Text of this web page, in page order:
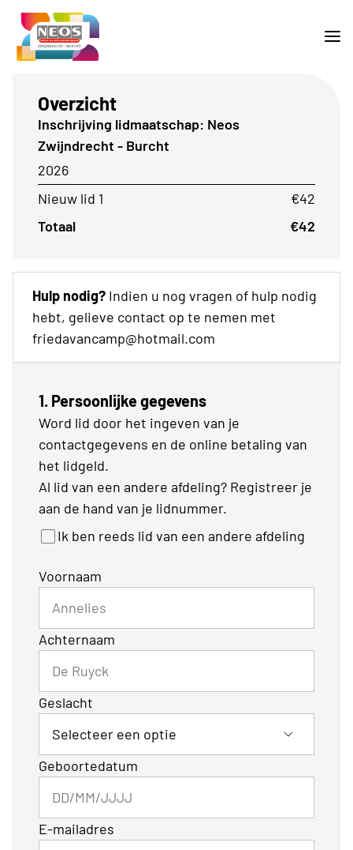
1. Persoonlijke gegevens
Word lid door het ingeven van je
contactgegevens en de online betaling van
het lidgeld.
Al lid van een andere afdeling? Registreer je
aan de hand van je lidnummer.
Ik ben reeds lid van een andere afdeling
Voornaam
Achternaam
Geslacht
Geboortedatum
E-mailadres
Overzicht
Inschrijving lidmaatschap: Neos
Zwijndrecht - Burcht
2026
Nieuw lid 1
€42
Totaal
€42
Hulp nodig? Indien u nog vragen of hulp nodig
hebt, gelieve contact op te nemen met
friedavancamp@hotmail.com